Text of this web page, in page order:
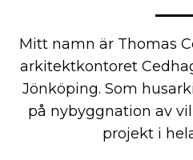
Mitt namn är Thomas
arkitektkontoret
Jönköping. Som
på nybyggnation av
projekt i